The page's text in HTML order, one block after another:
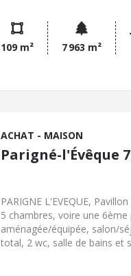
109 m² 7 963 m²
ACHAT - MAISON
Parigné-l'Évêque
PARIGNE L'EVEQUE,
5 chambres, voire une
aménagée/équipée, salon/
total, 2 wc, salle de bains et